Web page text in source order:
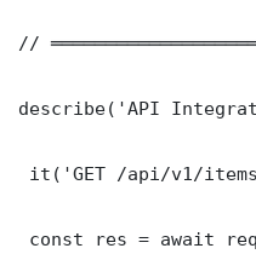
//
describe('API
it('GET /api/v1/
const res = await